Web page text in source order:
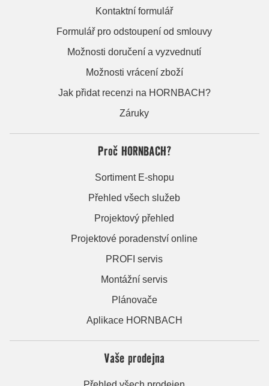
Kontaktní formulář
Formulář pro odstoupení od smlouvy
Možnosti doručení a vyzvednutí
Možnosti vrácení zboží
Jak přidat recenzi na HORNBACH?
Záruky
Proč HORNBACH?
Sortiment E-shopu
Přehled všech služeb
Projektový přehled
Projektové poradenství online
PROFI servis
Montážní servis
Plánovače
Aplikace HORNBACH
Vaše prodejna